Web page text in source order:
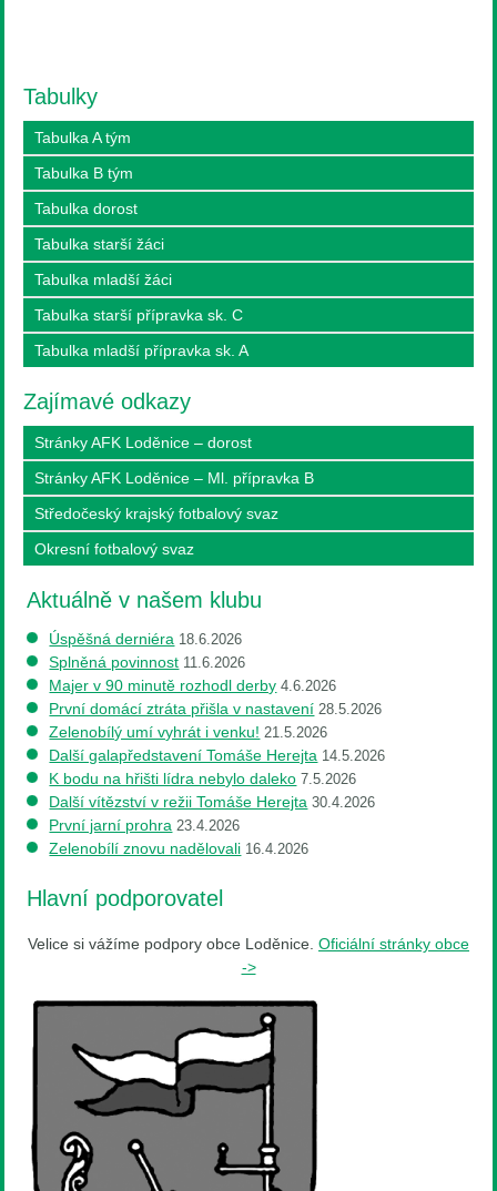
Tabulky
Tabulka A tým
Tabulka B tým
Tabulka dorost
Tabulka starší žáci
Tabulka mladší žáci
Tabulka starší přípravka sk. C
Tabulka mladší přípravka sk. A
Zajímavé odkazy
Stránky AFK Loděnice – dorost
Stránky AFK Loděnice – Ml. přípravka B
Středočeský krajský fotbalový svaz
Okresní fotbalový svaz
Aktuálně v našem klubu
Úspěšná derniéra 18.6.2026
Splněná povinnost 11.6.2026
Majer v 90 minutě rozhodl derby 4.6.2026
První domácí ztráta přišla v nastavení 28.5.2026
Zelenobílý umí vyhrát i venku! 21.5.2026
Další galapředstavení Tomáše Herejta 14.5.2026
K bodu na hřišti lídra nebylo daleko 7.5.2026
Další vítězství v režii Tomáše Herejta 30.4.2026
První jarní prohra 23.4.2026
Zelenobílí znovu nadělovali 16.4.2026
Hlavní podporovatel
Velice si vážíme podpory obce Loděnice. Oficiální stránky obce
->